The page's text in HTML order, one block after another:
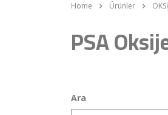
Home Ürünler
PSA
Ara